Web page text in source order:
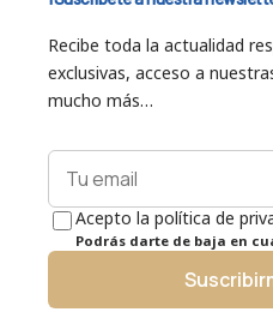
Recibe toda la actualidad
exclusivas, acceso a
mucho más…
Acepto la política de
Podrás darte de baja en